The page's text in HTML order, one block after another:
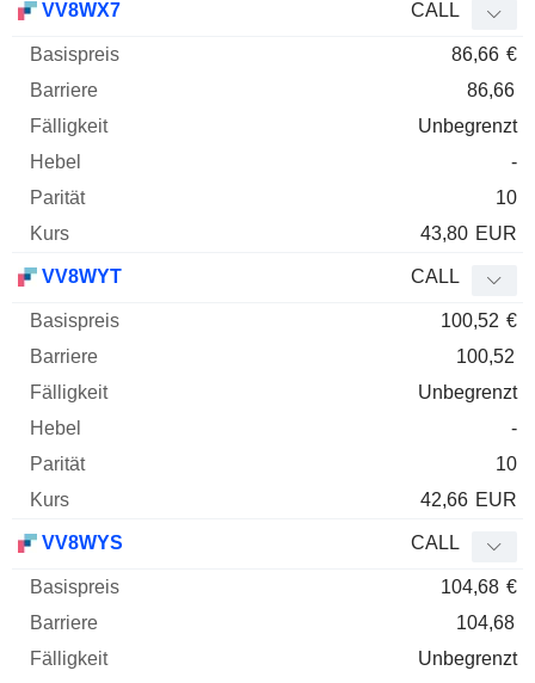
VV8WX7 CALL
86,66 €
86,66
Unbegrenzt
-
10
43,80 EUR
VV8WYT CALL
100,52 €
100,52
Unbegrenzt
-
10
42,66 EUR
VV8WYS CALL
104,68 €
104,68
Unbegrenzt